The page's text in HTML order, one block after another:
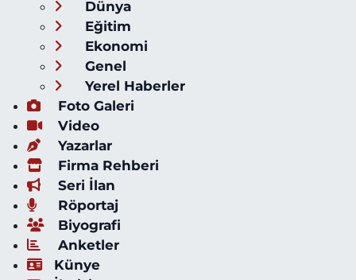
Dünya
Eğitim
Ekonomi
Genel
Yerel Haberler
Foto Galeri
Video
Yazarlar
Firma Rehberi
Seri İlan
Röportaj
Biyografi
Anketler
Künye